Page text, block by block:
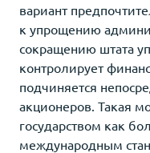
вариант
к упрощению
сокращению штата
контролирует
подчиняется
акционеров. Такая
государством как
международным